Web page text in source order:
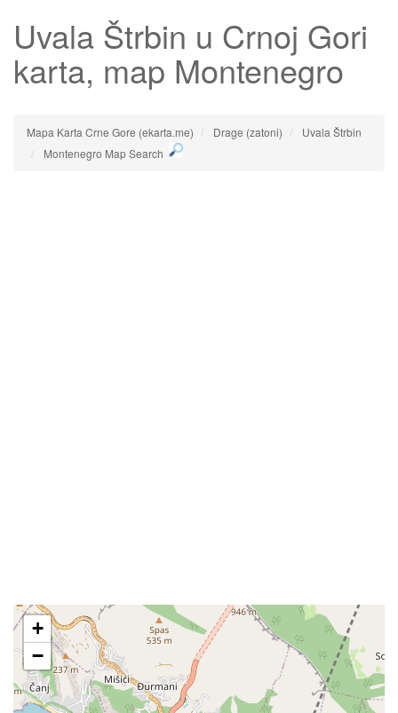
Uvala Štrbin u Crnoj Gori
karta, map Montenegro
Mapa Karta Crne Gore (ekarta.me) Drage (zatoni)
Uvala Štrbin
Montenegro Map Search
+
−